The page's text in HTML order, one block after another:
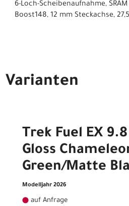
6-Loch-Scheibenaufnahme,
Boost148, 12 mm Steckachse, 27,5"
Varianten
Trek Fuel EX
Gloss
Green/Matte Bla
Modelljahr 2026
auf Anfrage